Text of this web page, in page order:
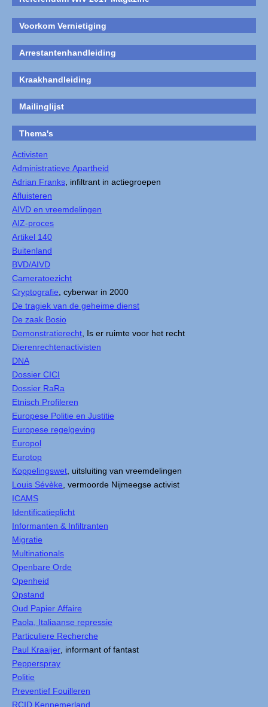
Voorkom Vernietiging
Arrestantenhandleiding
Kraakhandleiding
Mailinglijst
Thema's
Activisten
Administratieve Apartheid
Adrian Franks , infiltrant in actiegroepen
Afluisteren
AIVD en vreemdelingen
AIZ-proces
Artikel 140
Buitenland
BVD/AIVD
Cameratoezicht
Cryptografie , cyberwar in 2000
De tragiek van de geheime dienst
De zaak Bosio
Demonstratierecht , Is er ruimte voor het recht
Dierenrechtenactivisten
DNA
Dossier CICI
Dossier RaRa
Etnisch Profileren
Europese Politie en Justitie
Europese regelgeving
Europol
Eurotop
Koppelingswet , uitsluiting van vreemdelingen
Louis Sévèke , vermoorde Nijmeegse activist
ICAMS
Identificatieplicht
Informanten & Infiltranten
Migratie
Multinationals
Openbare Orde
Openheid
Opstand
Oud Papier Affaire
Paola, Italiaanse repressie
Particuliere Recherche
Paul Kraaijer , informant of fantast
Pepperspray
Politie
Preventief Fouilleren
RCID Kennemerland